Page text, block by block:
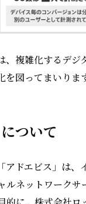
、複雑化するデ
図ってまいります
ついて
アドエビス」は
ルネットワーク